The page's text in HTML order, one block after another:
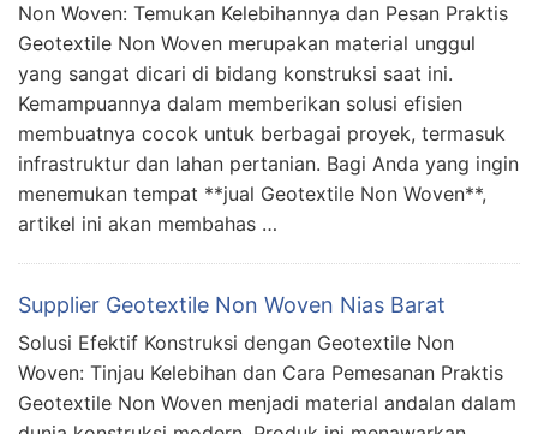
Non Woven: Temukan Kelebihannya dan Pesan Praktis
Geotextile Non Woven merupakan material unggul
yang sangat dicari di bidang konstruksi saat ini.
Kemampuannya dalam memberikan solusi efisien
membuatnya cocok untuk berbagai proyek, termasuk
infrastruktur dan lahan pertanian. Bagi Anda yang ingin
menemukan tempat **jual Geotextile Non Woven**,
artikel ini akan membahas …
Supplier Geotextile Non Woven Nias Barat
Solusi Efektif Konstruksi dengan Geotextile Non
Woven: Tinjau Kelebihan dan Cara Pemesanan Praktis
Geotextile Non Woven menjadi material andalan dalam